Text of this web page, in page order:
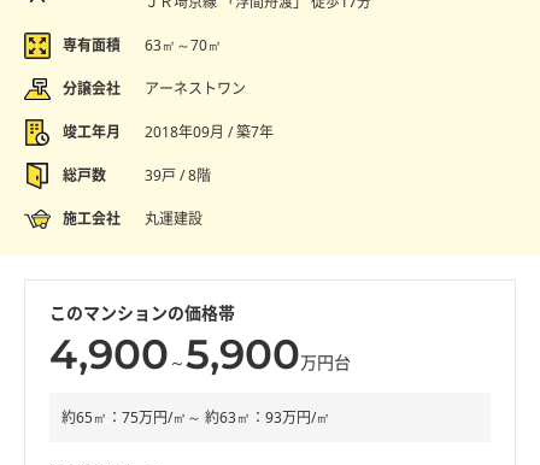
専有面積 63㎡～70㎡
分譲会社 アーネストワン
竣工年月 2018年09月 / 築7年
総戸数 39戸 / 8階
施工会社 丸運建設
このマンションの価格帯
4,900 ～5,900万円台
約65㎡：75万円/㎡～ 約63㎡：93万円/㎡